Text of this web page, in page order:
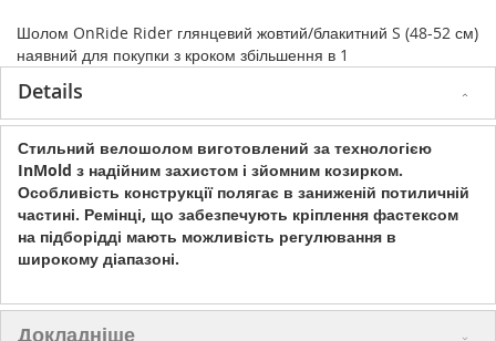
Шолом OnRide Rider глянцевий жовтий/блакитний S (48-52 см)
наявний для покупки з кроком збільшення в 1
Details
Стильний велошолом виготовлений за технологією
InMold з надійним захистом і зйомним козирком.
Особливість конструкції полягає в заниженій потиличній
частині. Ремінці, що забезпечують кріплення фастексом
на підборідді мають можливість регулювання в
широкому діапазоні.
Докладніше